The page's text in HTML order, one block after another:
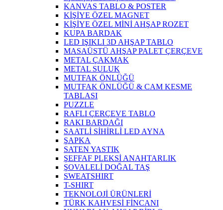
KANVAS TABLO & POSTER
KİŞİYE ÖZEL MAGNET
KİŞİYE ÖZEL MİNİ AHŞAP ROZET
KUPA BARDAK
LED IŞIKLI 3D AHŞAP TABLO
MASAÜSTÜ AHŞAP PALET ÇERÇEVE
METAL ÇAKMAK
METAL SULUK
MUTFAK ÖNLÜĞÜ
MUTFAK ÖNLÜĞÜ & CAM KESME
TABLASI
PUZZLE
RAFLI ÇERÇEVE TABLO
RAKI BARDAĞI
SAATLİ SİHİRLİ LED AYNA
ŞAPKA
SATEN YASTIK
ŞEFFAF PLEKSİ ANAHTARLIK
ŞOVALELİ DOĞAL TAŞ
SWEATSHIRT
T-SHIRT
TEKNOLOJİ ÜRÜNLERİ
TÜRK KAHVESİ FİNCANI